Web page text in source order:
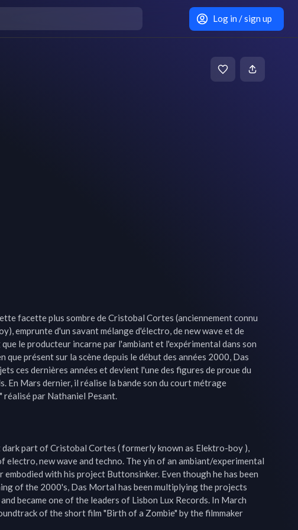
Log in / sign up
facette plus sombre de Cristobal Cortes (anciennement connu
emprunte d'un savant mélange d'électro, de new wave et de
le producteur incarne par l'ambiant et l'expérimental dans son
que présent sur la scène depuis le début des années 2000, Das
ces dernières années et devient l'une des figures de proue du
En Mars dernier, il réalise la bande son du court métrage
réalisé par Nathaniel Pesant.
part of Cristobal Cortes ( formerly known as Elektro-boy ),
electro, new wave and techno. The yin of an ambiant/experimental
embodied with his project Buttonsinker. Even though he has been
of the 2000's, Das Mortal has been multiplying the projects
became one of the leaders of Lisbon Lux Records. In March
of the short film "Birth of a Zombie" by the filmmaker